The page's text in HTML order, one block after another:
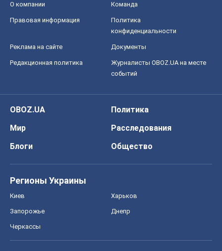
О компании Команда
Правовая информация
Политика
конфиденциальности
Реклама на сайте Документы
Редакционная политика
Журналисты OBOZ.UA на месте
событий
OBOZ.UA
Политика
Мир
Расследования
Блоги
Общество
Регионы Украины
Киев Харьков
Запорожье Днепр
Черкассы